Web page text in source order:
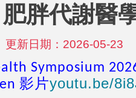
胖代謝醫
更新日期：2026-05-23
Symposium
影片youtu.be/